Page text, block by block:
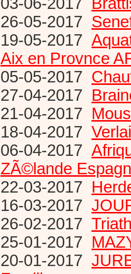
26-05-2017
19-05-2017
Aix en Provnce
05-05-2017
27-04-2017
21-04-2017
18-04-2017
06-04-2017
ZÃ©lande
22-03-2017
16-03-2017
26-02-2017
25-01-2017
20-01-2017